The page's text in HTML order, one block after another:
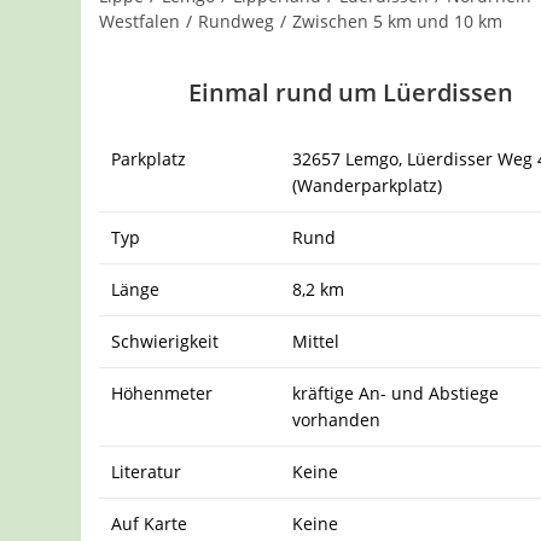
Westfalen / Rundweg / Zwischen 5 km und 10 km
Einmal rund um Lüerdissen
Parkplatz
32657 Lemgo, Lüerdisser Weg
(Wanderparkplatz)
Typ Rund
Länge 8,2 km
Schwierigkeit Mittel
Höhenmeter
kräftige An- und Abstiege
vorhanden
Literatur Keine
Auf Karte Keine